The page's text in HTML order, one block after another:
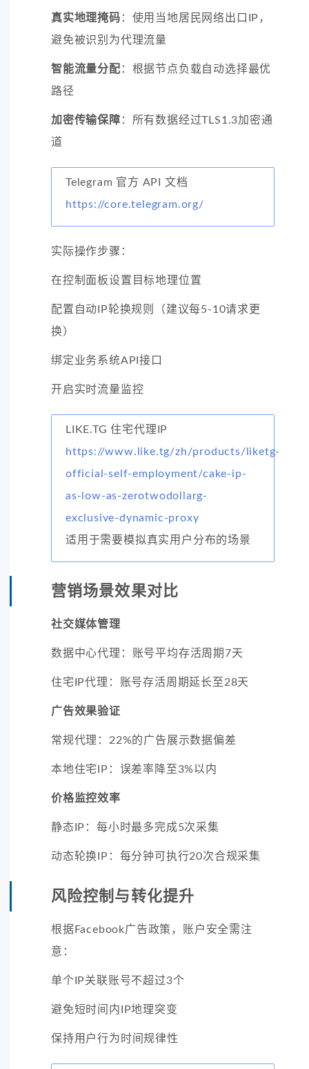
真实地理掩码 ：使用当地居民网络出口IP，
避免被识别为代理流量
智能流量分配 ：根据节点负载自动选择最优
路径
加密传输保障 ：所有数据经过TLS1.3加密通
道
Telegram 官方 API 文档
https://core.telegram.org/
实际操作步骤：
在控制面板设置目标地理位置
配置自动IP轮换规则（建议每5-10请求更
换）
绑定业务系统API接口
开启实时流量监控
LIKE.TG 住宅代理IP
https://www.like.tg/zh/products/liketg-
official-self-employment/cake-ip-
as-low-as-zerotwodollarg-
exclusive-dynamic-proxy
适用于需要模拟真实用户分布的场景
营销场景效果对比
社交媒体管理
数据中心代理：账号平均存活周期7天
住宅IP代理：账号存活周期延长至28天
广告效果验证
常规代理：22%的广告展示数据偏差
本地住宅IP：误差率降至3%以内
价格监控效率
静态IP：每小时最多完成5次采集
动态轮换IP：每分钟可执行20次合规采集
风险控制与转化提升
根据Facebook广告政策，账户安全需注
意：
单个IP关联账号不超过3个
避免短时间内IP地理突变
保持用户行为时间规律性